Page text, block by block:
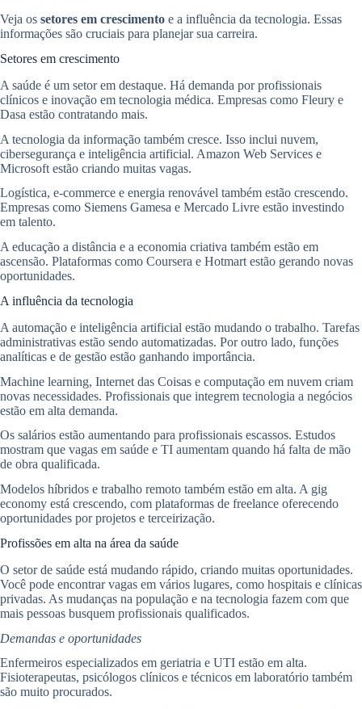
Veja os setores em crescimento e a influência da tecnologia. Essas
informações são cruciais para planejar sua carreira.
Setores em crescimento
A saúde é um setor em destaque. Há demanda por profissionais
clínicos e inovação em tecnologia médica. Empresas como Fleury e
Dasa estão contratando mais.
A tecnologia da informação também cresce. Isso inclui nuvem,
cibersegurança e inteligência artificial. Amazon Web Services e
Microsoft estão criando muitas vagas.
Logística, e-commerce e energia renovável também estão crescendo.
Empresas como Siemens Gamesa e Mercado Livre estão investindo
em talento.
A educação a distância e a economia criativa também estão em
ascensão. Plataformas como Coursera e Hotmart estão gerando novas
oportunidades.
A influência da tecnologia
A automação e inteligência artificial estão mudando o trabalho. Tarefas
administrativas estão sendo automatizadas. Por outro lado, funções
analíticas e de gestão estão ganhando importância.
Machine learning, Internet das Coisas e computação em nuvem criam
novas necessidades. Profissionais que integrem tecnologia a negócios
estão em alta demanda.
Os salários estão aumentando para profissionais escassos. Estudos
mostram que vagas em saúde e TI aumentam quando há falta de mão
de obra qualificada.
Modelos híbridos e trabalho remoto também estão em alta. A gig
economy está crescendo, com plataformas de freelance oferecendo
oportunidades por projetos e terceirização.
Profissões em alta na área da saúde
O setor de saúde está mudando rápido, criando muitas oportunidades.
Você pode encontrar vagas em vários lugares, como hospitais e clínicas
privadas. As mudanças na população e na tecnologia fazem com que
mais pessoas busquem profissionais qualificados.
Demandas e oportunidades
Enfermeiros especializados em geriatria e UTI estão em alta.
Fisioterapeutas, psicólogos clínicos e técnicos em laboratório também
são muito procurados.